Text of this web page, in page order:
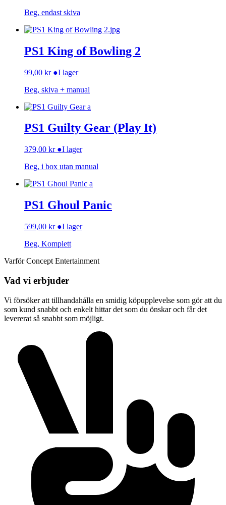
Beg, endast skiva
PS1 King of Bowling 2
99,00 kr ●I lager
Beg, skiva + manual
PS1 Guilty Gear (Play It)
379,00 kr ●I lager
Beg, i box utan manual
PS1 Ghoul Panic
599,00 kr ●I lager
Beg, Komplett
Varför Concept Entertainment
Vad vi erbjuder
Vi försöker att tillhandahålla en smidig köpupplevelse som gör att du
som kund snabbt och enkelt hittar det som du önskar och får det
levererat så snabbt som möjligt.